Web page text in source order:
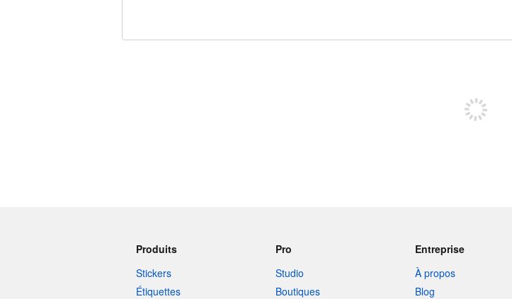
Produits
Stickers
Étiquettes
Pro
Studio
Boutiques
Entreprise
À propos
Blog